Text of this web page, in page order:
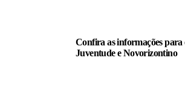
Confira as informações para
Juventude e Novorizontino